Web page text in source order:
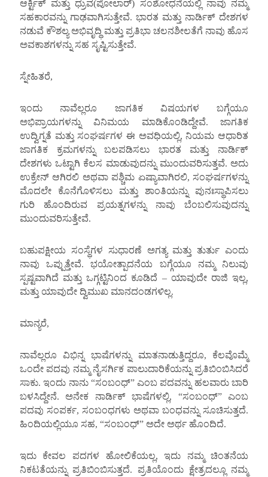
ಆರ್ಕ್ಟಿಕ್ ಮತ್ತು ಧ್ರುವ(ಪೋಲಾರ್) ಸಂಶೋಧನೆಯಲ್ಲಿ ನಾವು ನಮ್ಮ
ಸಹಕಾರವನ್ನು ಗಾಢವಾಗಿಸುತ್ತೇವೆ. ಭಾರತ ಮತ್ತು ನಾರ್ಡಿಕ್ ದೇಶಗಳ
ನಡುವೆ ಕೌಶಲ್ಯ ಅಭಿವೃದ್ಧಿ ಮತ್ತು ಪ್ರತಿಭಾ ಚಲನಶೀಲತೆಗೆ ನಾವು ಹೊಸ
ಅವಕಾಶಗಳನ್ನು ಸಹ ಸೃಷ್ಟಿಸುತ್ತೇವೆ.
ಸ್ನೇಹಿತರೆ,
ಇಂದು ನಾವೆಲ್ಲರೂ ಜಾಗತಿಕ ವಿಷಯಗಳ ಬಗ್ಗೆಯೂ
ಅಭಿಪ್ರಾಯಗಳನ್ನು ವಿನಿಮಯ ಮಾಡಿಕೊಂಡಿದ್ದೇವೆ. ಜಾಗತಿಕ
ಉದ್ವಿಗ್ನತೆ ಮತ್ತು ಸಂಘರ್ಷಗಳ ಈ ಅವಧಿಯಲ್ಲಿ, ನಿಯಮ ಆಧಾರಿತ
ಜಾಗತಿಕ ಕ್ರಮಗಳನ್ನು ಬಲಪಡಿಸಲು ಭಾರತ ಮತ್ತು ನಾರ್ಡಿಕ್
ದೇಶಗಳು ಒಟ್ಟಾಗಿ ಕೆಲಸ ಮಾಡುವುದನ್ನು ಮುಂದುವರಿಸುತ್ತವೆ. ಅದು
ಉಕ್ರೇನ್ ಆಗಿರಲಿ ಅಥವಾ ಪಶ್ಚಿಮ ಏಷ್ಯಾವಾಗಿರಲಿ, ಸಂಘರ್ಷಗಳನ್ನು
ಮೊದಲೇ ಕೊನೆಗೊಳಿಸಲು ಮತ್ತು ಶಾಂತಿಯನ್ನು ಪುನಃಸ್ಥಾಪಿಸಲು
ಗುರಿ ಹೊಂದಿರುವ ಪ್ರಯತ್ನಗಳನ್ನು ನಾವು ಬೆಂಬಲಿಸುವುದನ್ನು
ಮುಂದುವರಿಸುತ್ತೇವೆ.
ಬಹುಪಕ್ಷೀಯ ಸಂಸ್ಥೆಗಳ ಸುಧಾರಣೆ ಅಗತ್ಯ ಮತ್ತು ತುರ್ತು ಎಂದು
ನಾವು ಒಪ್ಪುತ್ತೇವೆ. ಭಯೋತ್ಪಾದನೆಯ ಬಗ್ಗೆಯೂ ನಮ್ಮ ನಿಲುವು
ಸ್ಪಷ್ಟವಾಗಿದೆ ಮತ್ತು ಒಗ್ಗಟ್ಟಿನಿಂದ ಕೂಡಿದೆ – ಯಾವುದೇ ರಾಜಿ ಇಲ್ಲ,
ಮತ್ತು ಯಾವುದೇ ದ್ವಿಮುಖ ಮಾನದಂಡಗಳಿಲ್ಲ.
ಮಾನ್ಯರೆ,
ನಾವೆಲ್ಲರೂ ವಿಭಿನ್ನ ಭಾಷೆಗಳನ್ನು ಮಾತನಾಡುತ್ತಿದ್ದರೂ, ಕೆಲವೊಮ್ಮೆ
ಒಂದೇ ಪದವು ನಮ್ಮ ನೈಸರ್ಗಿಕ ಪಾಲುದಾರಿಕೆಯನ್ನು ಪ್ರತಿಬಿಂಬಿಸಿದರೆ
ಸಾಕು. ಇಂದು ನಾನು “ಸಂಬಂಧ್” ಎಂಬ ಪದವನ್ನು ಹಲವಾರು ಬಾರಿ
ಬಳಸಿದ್ದೇನೆ. ಅನೇಕ ನಾರ್ಡಿಕ್ ಭಾಷೆಗಳಲ್ಲಿ, “ಸಂಬಂಧ್” ಎಂಬ
ಪದವು ಸಂಪರ್ಕ, ಸಂಬಂಧಗಳು ಅಥವಾ ಬಂಧವನ್ನು ಸೂಚಿಸುತ್ತದೆ.
ಹಿಂದಿಯಲ್ಲಿಯೂ ಸಹ, “ಸಂಬಂಧ್” ಅದೇ ಅರ್ಥ ಹೊಂದಿದೆ.
ಇದು ಕೇವಲ ಪದಗಳ ಹೋಲಿಕೆಯಲ್ಲ, ಇದು ನಮ್ಮ ಚಿಂತನೆಯ
ನಿಕಟತೆಯನ್ನು ಪ್ರತಿಬಿಂಬಿಸುತ್ತದೆ. ಪ್ರತಿಯೊಂದು ಕ್ಷೇತ್ರದಲ್ಲೂ ನಮ್ಮ